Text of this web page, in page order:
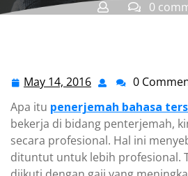
0
May 14, 2016 May
2016
0
Apa itu penerjemah bahasa
bekerja di bidang penterjemah,
secara profesional. Hal ini
dituntut untuk lebih profesional.